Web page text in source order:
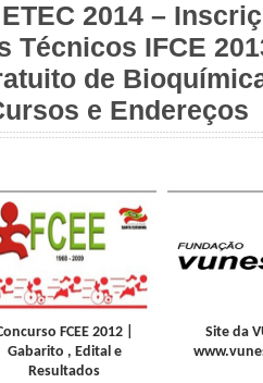
2014 –
Técnicos IFCE
de
e Endereços
FCEE 2012 |
Gabarito , Edital e
Resultados
Site da